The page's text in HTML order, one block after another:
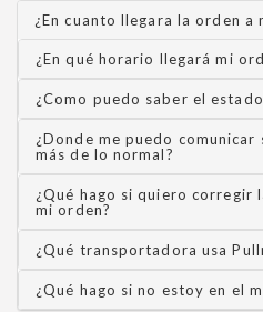
¿En cuanto llegara la orden a
¿En qué horario llegará mi
¿Como puedo saber el
¿Donde me puedo
más de lo normal?
¿Qué hago si quiero corregir
mi orden?
¿Qué transportadora usa
¿Qué hago si no estoy en el